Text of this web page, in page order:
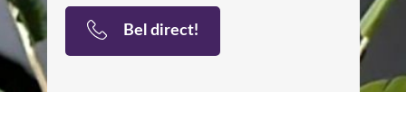
Bel direct!